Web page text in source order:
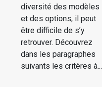
diversité des modèles
et des options, il peut
être difficile de s’y
retrouver. Découvrez
dans les paragraphes
suivants les critères à...